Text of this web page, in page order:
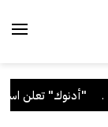
"أدنوك" تعلن